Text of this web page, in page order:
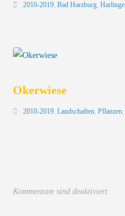
2010-2019,Bad Harzburg,
Okerwiese
2010-2019,Landschaften,Pflanzen
Kommentare sind deaktiviert